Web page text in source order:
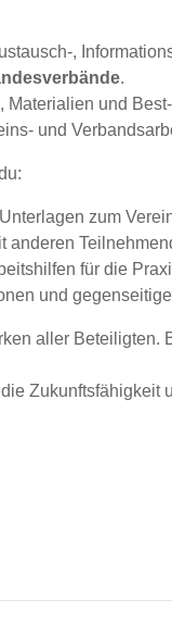
,
.
Materialien und
und
zum
anderen
für die
und
aller
Zukunftsfähigkeit